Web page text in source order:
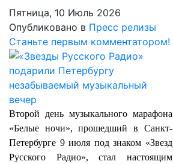
Пятница, 10 Июль 2026
Опубликовано в Пресс релизы
Станьте первым комментатором!
Второй день музыкального марафона
«Белые ночи», прошедший в Санкт-
Петербурге 9 июля под знаком «Звезд
Русского Радио», стал настоящим